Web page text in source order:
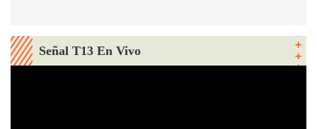
Señal T13 En Vivo